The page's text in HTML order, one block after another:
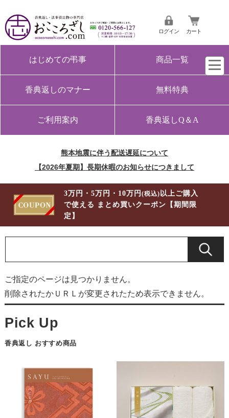
ログイン カート
はじめての弔事 商品一覧
香典返しのマナー 無料特典
ご利用案内 香典返しQ＆A
熊本地震に伴う配送遅延について
【2026年夏期】長期休暇のお知らせにつきまして
3万円・5万円・10万円(税込) 以上ご購入
で使える まとめ買いクーポン【期間限
定】
ご指定のページは見つかりません。
削除されたかＵＲＬが変更されたため表示できません。
香典返し おすすめ商品